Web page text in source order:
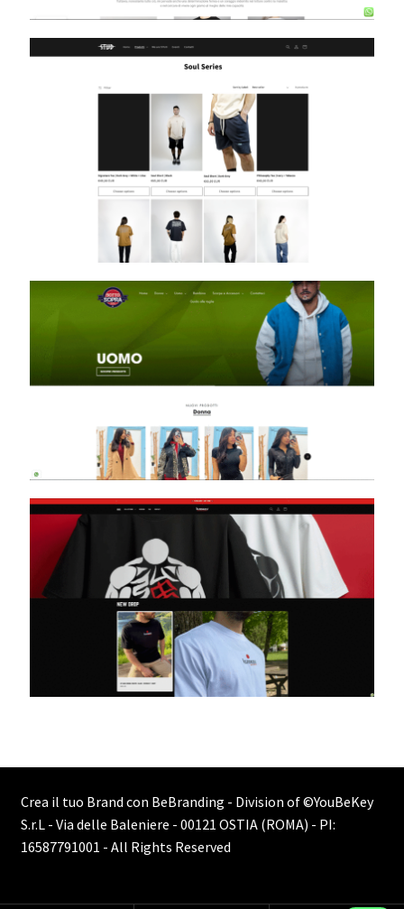
Crea il tuo Brand con BeBranding - Division of©YouBeKey
S.r.L - Via delle Baleniere - 00121 OSTIA (ROMA) - PI:
16587791001 - All Rights Reserved